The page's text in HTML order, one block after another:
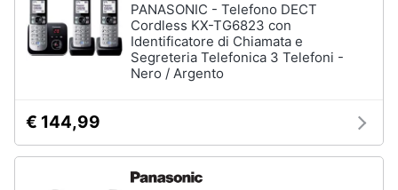
PANASONIC - Telefono DECT
Cordless KX-TG6823 con
Identificatore di Chiamata e
Segreteria Telefonica 3 Telefoni -
Nero / Argento
€ 144,99